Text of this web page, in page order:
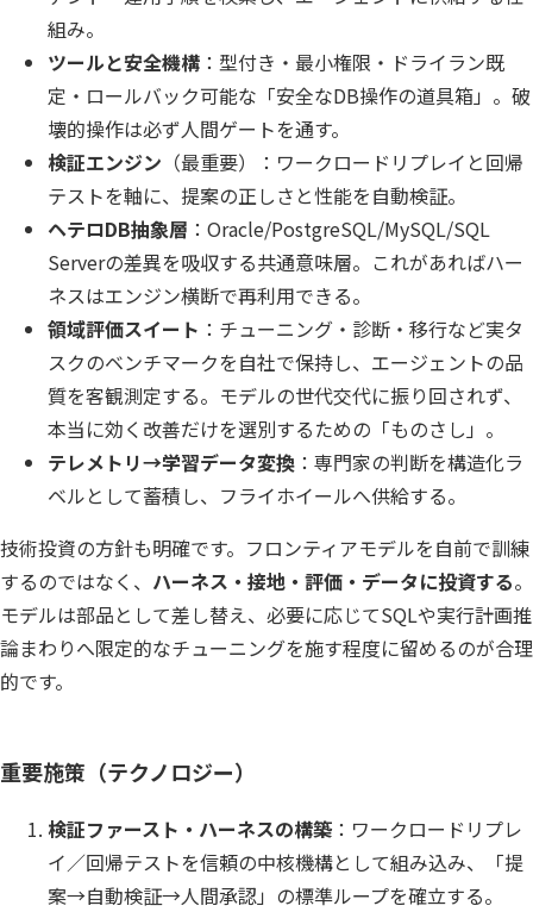
組み。
ツールと安全機構 ：型付き・最小権限・ドライラン既
定・ロールバック可能な「安全なDB操作の道具箱」。破
壊的操作は必ず人間ゲートを通す。
検証エンジン （最重要）：ワークロードリプレイと回帰
テストを軸に、提案の正しさと性能を自動検証。
ヘテロDB抽象層 ：Oracle/PostgreSQL/MySQL/SQL
Serverの差異を吸収する共通意味層。これがあればハー
ネスはエンジン横断で再利用できる。
領域評価スイート ：チューニング・診断・移行など実タ
スクのベンチマークを自社で保持し、エージェントの品
質を客観測定する。モデルの世代交代に振り回されず、
本当に効く改善だけを選別するための「ものさし」。
テレメトリ→学習データ変換 ：専門家の判断を構造化ラ
ベルとして蓄積し、フライホイールへ供給する。
技術投資の方針も明確です。フロンティアモデルを自前で訓練
するのではなく、 ハーネス・接地・評価・データに投資する。
モデルは部品として差し替え、必要に応じてSQLや実行計画推
論まわりへ限定的なチューニングを施す程度に留めるのが合理
的です。
重要施策（テクノロジー）
検証ファースト・ハーネスの構築 ：ワークロードリプレ
イ／回帰テストを信頼の中核機構として組み込み、「提
案→自動検証→人間承認」の標準ループを確立する。